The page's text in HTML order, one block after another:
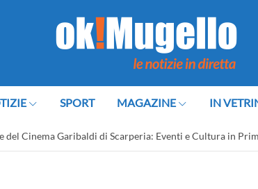
SPORT MAGAZINE IN
del Cinema Garibaldi di Scarperia: Eventi e Cultura in